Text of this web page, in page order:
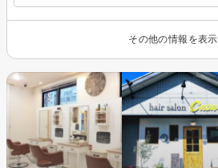
その他の情報を表示